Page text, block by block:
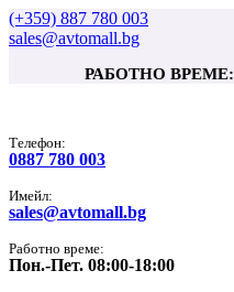
(+359) 887 780 003
sales@avtomall.bg
РАБОТНО ВРЕМЕ:
Tелефон:
0887 780 003
Имейл:
sales@avtomall.bg
Работно време:
Пон.-Пет. 08:00-18:00